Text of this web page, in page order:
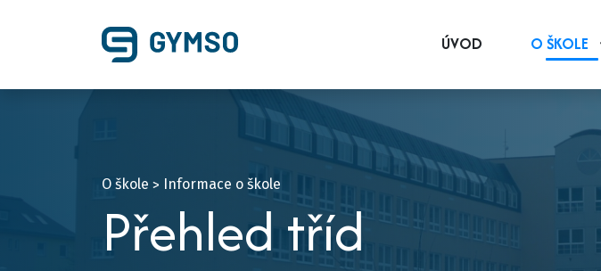
ÚVOD O ŠKOLE
O škole > Informace o škole
Přehled tříd